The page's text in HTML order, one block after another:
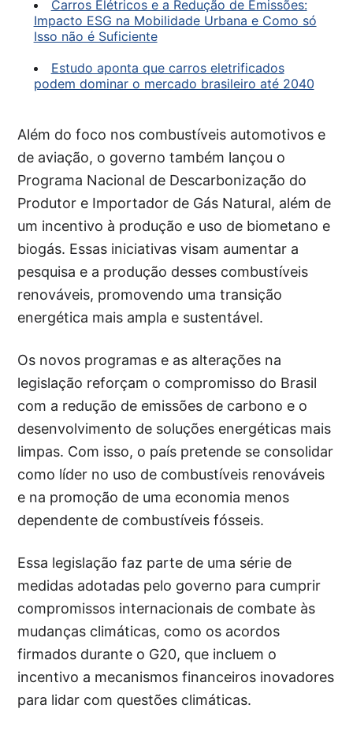
Carros Elétricos e a Redução de Emissões:
Impacto ESG na Mobilidade Urbana e Como só
Isso não é Suficiente
Estudo aponta que carros eletrificados
podem dominar o mercado brasileiro até 2040
Além do foco nos combustíveis automotivos e
de aviação, o governo também lançou o
Programa Nacional de Descarbonização do
Produtor e Importador de Gás Natural, além de
um incentivo à produção e uso de biometano e
biogás. Essas iniciativas visam aumentar a
pesquisa e a produção desses combustíveis
renováveis, promovendo uma transição
energética mais ampla e sustentável.
Os novos programas e as alterações na
legislação reforçam o compromisso do Brasil
com a redução de emissões de carbono e o
desenvolvimento de soluções energéticas mais
limpas. Com isso, o país pretende se consolidar
como líder no uso de combustíveis renováveis
e na promoção de uma economia menos
dependente de combustíveis fósseis.
Essa legislação faz parte de uma série de
medidas adotadas pelo governo para cumprir
compromissos internacionais de combate às
mudanças climáticas, como os acordos
firmados durante o G20, que incluem o
incentivo a mecanismos financeiros inovadores
para lidar com questões climáticas.